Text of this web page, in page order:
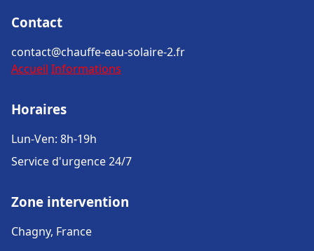
Contact
contact@chauffe-eau-solaire-2.fr
Accueil Informations
Horaires
Lun-Ven: 8h-19h
Service d'urgence 24/7
Zone intervention
Chagny, France